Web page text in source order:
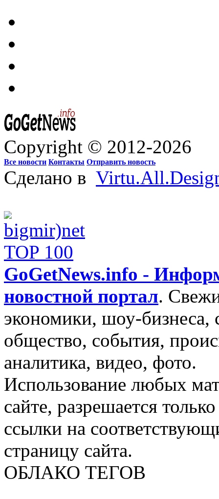
Copyright © 2012-2026
Все новости Контакты Отправить новость
Сделано в
GoGetNews.info -
новостной портал.
экономики, шоу-бизнеса,
общество, события,
аналитика, видео, фото.
Использование любых
сайте, разрешается
ссылки на
страницу сайта.
ОБЛАКО ТЕГОВ